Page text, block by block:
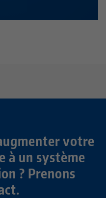
votre
à un système
? Prenons